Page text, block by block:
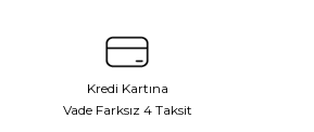
Kredi Kartına
Vade Farksız 4 Taksit